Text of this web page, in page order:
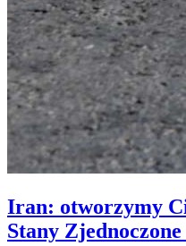
Iran: otworzymy
Stany Zjednoczone